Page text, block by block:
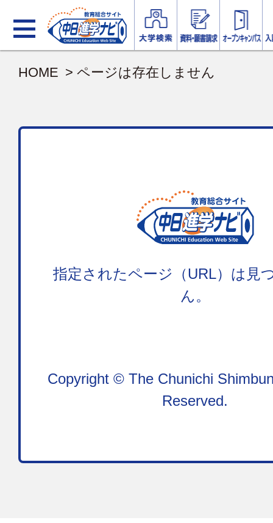
HOME > ページは存在しません
指定されたページ（URL）は見
ん。
Copyright © The Chunichi
Reserved.